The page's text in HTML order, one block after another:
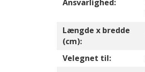
Ansvarlighed:
Længde x bredde
(cm):
Velegnet til: